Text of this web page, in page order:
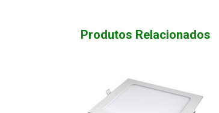
Produtos Relacionados